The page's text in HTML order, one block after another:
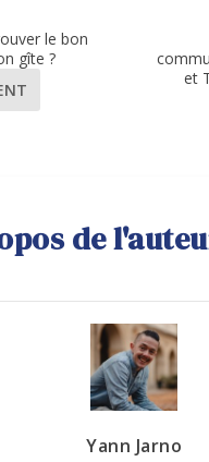
le bon
gîte ?
et
de
Yann Jarno